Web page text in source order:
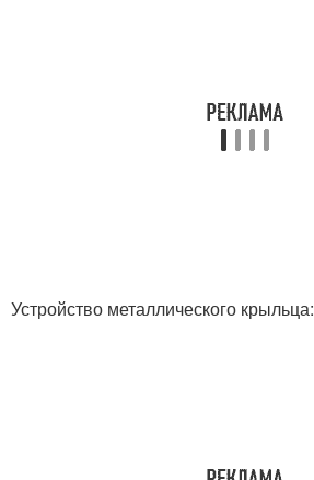
Устройство металлического крыльца: